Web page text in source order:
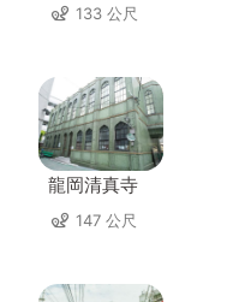
133 公尺
龍岡清真寺
147 公尺